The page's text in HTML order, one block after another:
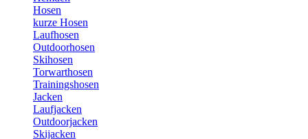
Hosen
kurze Hosen
Laufhosen
Outdoorhosen
Skihosen
Torwarthosen
Trainingshosen
Jacken
Laufjacken
Outdoorjacken
Skijacken